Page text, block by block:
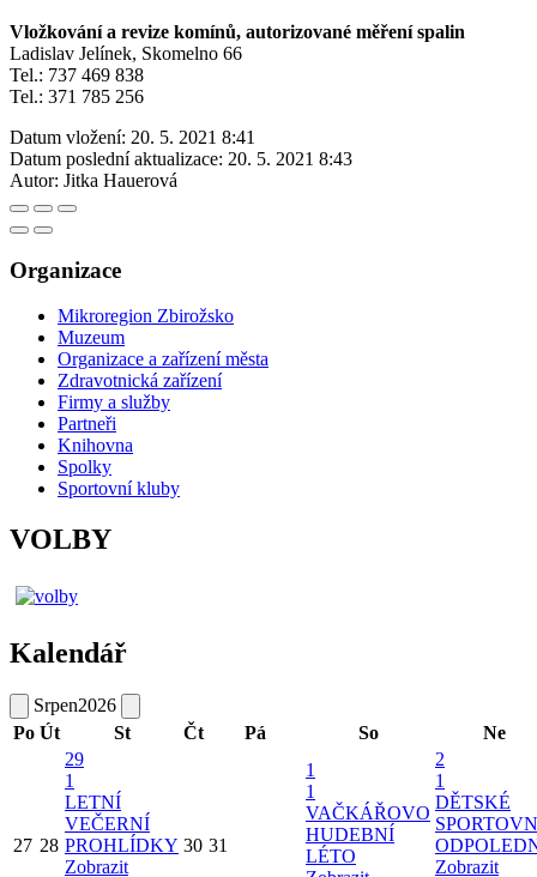
Vložkování a revize komínů, autorizované měření spalin
Ladislav Jelínek, Skomelno 66
Tel.: 737 469 838
Tel.: 371 785 256
Datum vložení: 20. 5. 2021 8:41
Datum poslední aktualizace: 20. 5. 2021 8:43
Autor: Jitka Hauerová
Organizace
Mikroregion Zbirožsko
Muzeum
Organizace a zařízení města
Zdravotnická zařízení
Firmy a služby
Partneři
Knihovna
Spolky
Sportovní kluby
VOLBY
Kalendář
Srpen2026
Po Út St Čt Pá So Ne
27 28
29
1
LETNÍ
VEČERNÍ
PROHLÍDKY
Zobrazit
30 31
1
1
VAČKÁŘOVO
HUDEBNÍ
LÉTO
2
1
DĚTSKÉ
Zobrazit